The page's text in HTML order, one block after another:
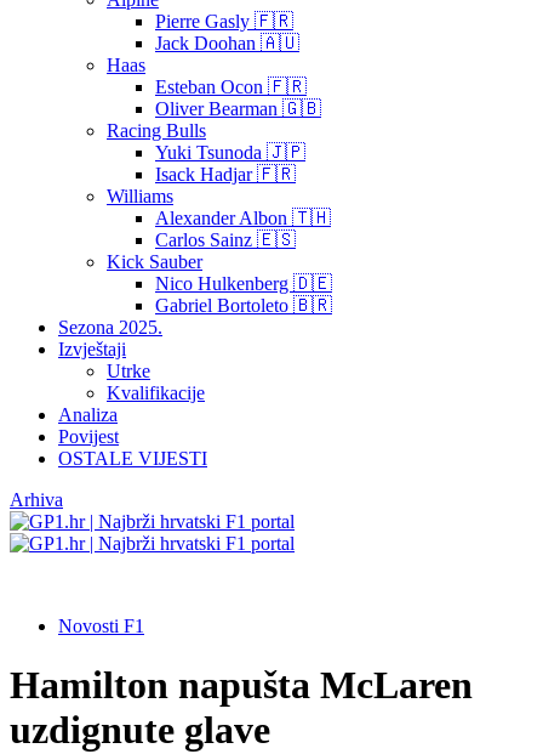
Pierre Gasly 🇫🇷
Jack Doohan 🇦🇺
Haas
Esteban Ocon 🇫🇷
Oliver Bearman 🇬🇧
Racing Bulls
Yuki Tsunoda 🇯🇵
Isack Hadjar 🇫🇷
Williams
Alexander Albon 🇹🇭
Carlos Sainz 🇪🇸
Kick Sauber
Nico Hulkenberg 🇩🇪
Gabriel Bortoleto 🇧🇷
Sezona 2025.
Izvještaji
Utrke
Kvalifikacije
Analiza
Povijest
OSTALE VIJESTI
Arhiva
Novosti F1
Hamilton napušta McLaren
uzdignute glave